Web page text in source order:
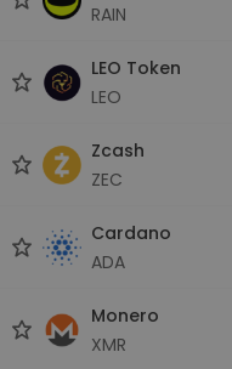
RAIN
LEO Token
LEO
Zcash
ZEC
Cardano
ADA
Monero
XMR